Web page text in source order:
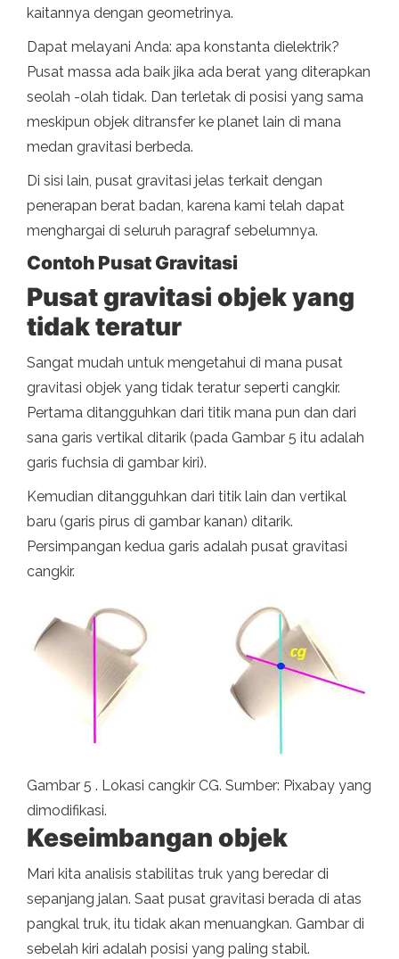
kaitannya dengan geometrinya.
Dapat melayani Anda: apa konstanta dielektrik?
Pusat massa ada baik jika ada berat yang diterapkan
seolah -olah tidak. Dan terletak di posisi yang sama
meskipun objek ditransfer ke planet lain di mana
medan gravitasi berbeda.
Di sisi lain, pusat gravitasi jelas terkait dengan
penerapan berat badan, karena kami telah dapat
menghargai di seluruh paragraf sebelumnya.
Contoh Pusat Gravitasi
Pusat gravitasi objek yang
tidak teratur
Sangat mudah untuk mengetahui di mana pusat
gravitasi objek yang tidak teratur seperti cangkir.
Pertama ditangguhkan dari titik mana pun dan dari
sana garis vertikal ditarik (pada Gambar 5 itu adalah
garis fuchsia di gambar kiri).
Kemudian ditangguhkan dari titik lain dan vertikal
baru (garis pirus di gambar kanan) ditarik.
Persimpangan kedua garis adalah pusat gravitasi
cangkir.
Gambar 5 . Lokasi cangkir CG. Sumber: Pixabay yang
dimodifikasi.
Keseimbangan objek
Mari kita analisis stabilitas truk yang beredar di
sepanjang jalan. Saat pusat gravitasi berada di atas
pangkal truk, itu tidak akan menuangkan. Gambar di
sebelah kiri adalah posisi yang paling stabil.